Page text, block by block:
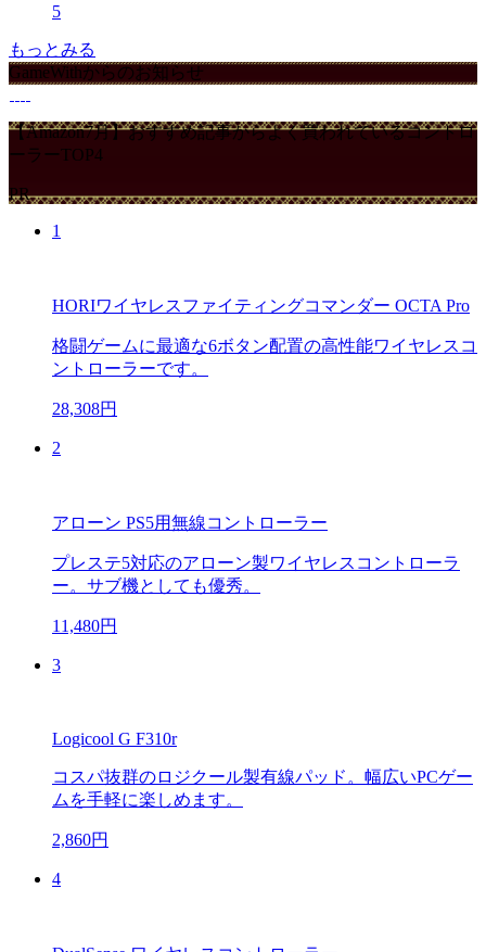
5
もっとみる
GameWithからのお知らせ
【Amazon7月】おすすめ記事からよく買われているコントロ
ーラーTOP4
PR
1
HORIワイヤレスファイティングコマンダー OCTA Pro
格闘ゲームに最適な6ボタン配置の高性能ワイヤレスコ
ントローラーです。
28,308円
2
アローン PS5用無線コントローラー
プレステ5対応のアローン製ワイヤレスコントローラ
ー。サブ機としても優秀。
11,480円
3
Logicool G F310r
コスパ抜群のロジクール製有線パッド。幅広いPCゲー
ムを手軽に楽しめます。
2,860円
4